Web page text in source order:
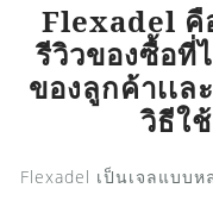
Flexadel คื
รีวิวของซื้อที่
ของลูกค้าเเ
วิธีใ
Flexadel เป็นเจลแบบ